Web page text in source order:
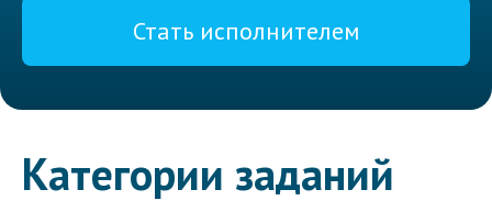
Стать исполнителем
Категории заданий